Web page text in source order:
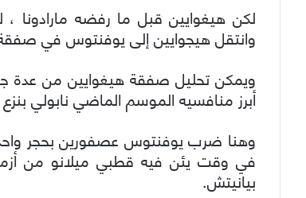
لكن هيغوايين قبل ما رفضه مارادونا
وانتقل هيجوايين إلى يوفنتوس في
ويمكن تحليل صفقة هيغوايين من عدة
أبرز منافسيه الموسم الماضي نابولي
وهنا ضرب يوفنتوس عصفورين بحجر
في وقت يئن فيه قطبي ميلانو من
بيانيتش.